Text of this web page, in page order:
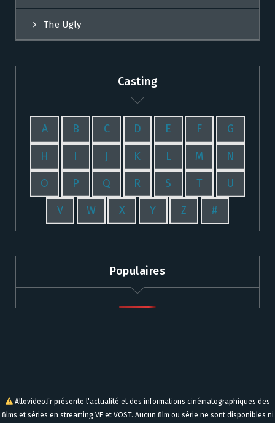
The Ugly
Casting
A B C D E F G
H I J K L M N
O P Q R S T U
V W X Y Z #
Populaires
Allovideo.fr présente l'actualité et des informations cinématographiques des
films et séries en streaming VF et VOST. Aucun film ou série ne sont disponibles ni